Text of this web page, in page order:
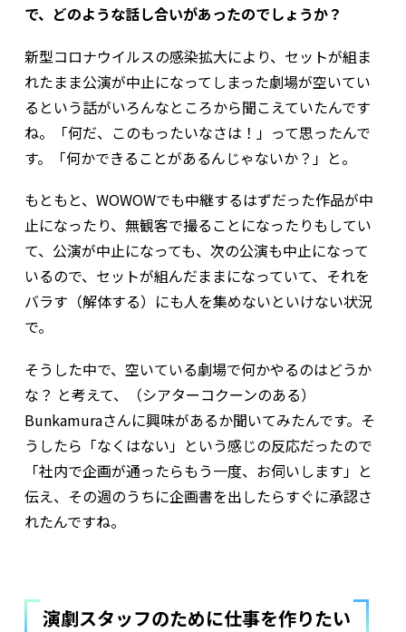
で、どのような話し合いがあったのでしょうか？
新型コロナウイルスの感染拡大により、セットが組ま
れたまま公演が中止になってしまった劇場が空いてい
るという話がいろんなところから聞こえていたんです
ね。「何だ、このもったいなさは！」って思ったんで
す。「何かできることがあるんじゃないか？」と。
もともと、WOWOWでも中継するはずだった作品が中
止になったり、無観客で撮ることになったりもしてい
て、公演が中止になっても、次の公演も中止になって
いるので、セットが組んだままになっていて、それを
バラす（解体する）にも人を集めないといけない状況
で。
そうした中で、空いている劇場で何かやるのはどうか
な？ と考えて、（シアターコクーンのある）
Bunkamuraさんに興味があるか聞いてみたんです。そ
うしたら「なくはない」という感じの反応だったので
「社内で企画が通ったらもう一度、お伺いします」と
伝え、その週のうちに企画書を出したらすぐに承認さ
れたんですね。
演劇スタッフのために仕事を作りたい